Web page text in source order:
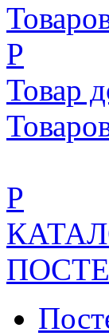
Р
Товар
Р